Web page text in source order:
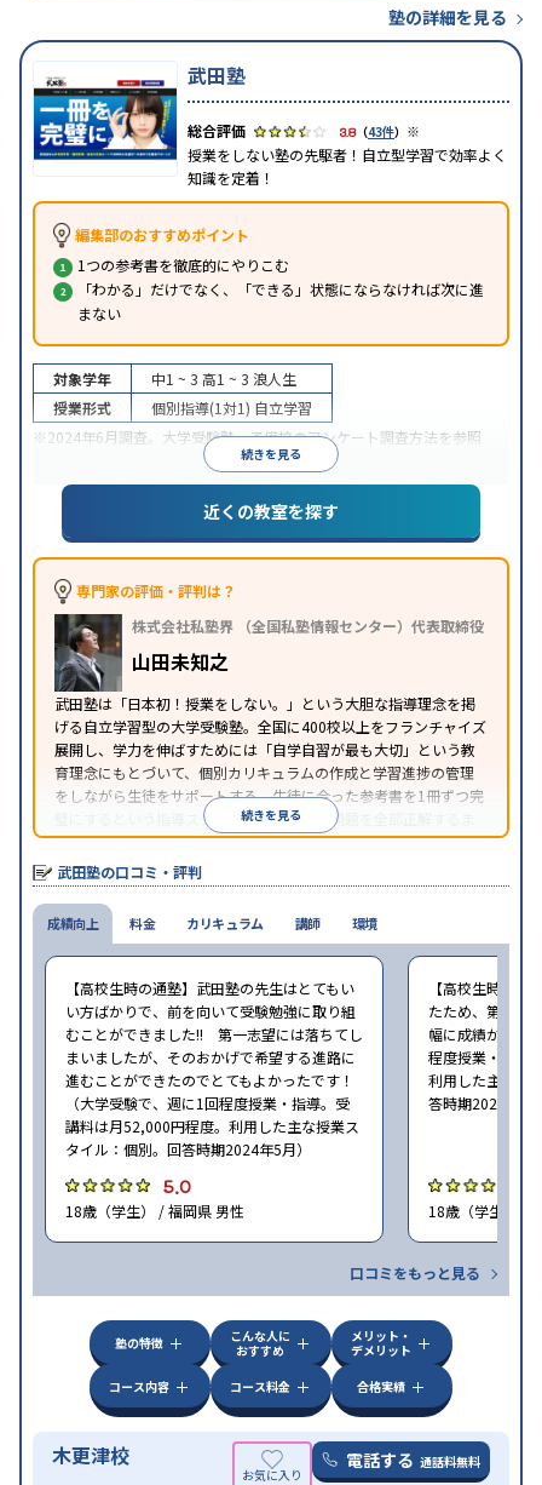
塾の詳細を見る
武田塾
3.8（43件） ※
授業をしない塾の先駆者！自立型学習で効率よく
知識を定着！
編集部のおすすめポイント
1つの参考書を徹底的にやりこむ
「わかる」だけでなく、「できる」状態にならなければ次に進
まない
続きを見る
対象学年 中1 ~ 3 高1 ~ 3 浪人生
授業形式
個別指導(1対1) 自立学習
※2024年6月調査。 大学受験塾・予備校のアンケート調査方法を参照
近くの教室を探す
専門家の評価・評判は？
株式会社私塾界 （全国私塾情報センター）代表取締役
山田未知之
武田塾は「日本初！授業をしない。」という大胆な指導理念を掲
げる自立学習型の大学受験塾。全国に400校以上をフランチャイズ
展開し、学力を伸ばすためには「自学自習が最も大切」という教
育理念にもとづいて、個別カリキュラムの作成と学習進捗の管理
をしながら生徒をサポートする。生徒に合った参考書を1冊ずつ完
璧にするという指導スタイルで、参考書の問題を全部正解するま
で繰り返し問題を解くことで偏差値をあげるという手法を取って
いる。
続きを見る
武田塾の口コミ・評判
成績向上
【高校生時の通塾】武田塾の先生はとてもい
い方ばかりで、前を向いて受験勉強に取り組
むことができました!! 第一志望には落ちてし
まいましたが、そのおかげで希望する進路に
進むことができたのでとてもよかったです！
（大学受験で、週に1回程度授業・指導。受
講料は月52,000円程度。利用した主な授業ス
タイル：個別。回答時期2024年5月）
5.0
18歳（学生） / 福岡県 男性
【高校生時の通
たため、第一志
幅に成績が向上
程度授業・指導
利用した主な授
答時期2024年5
18歳（学生） /
口コミをもっと見る
料金 カリキュラム 講師 環境
塾の特徴
こんな人に
おすすめ
メリット・
デメリット
コース内容
コース料金 合格実績
木更津校 電話する 通話料無料